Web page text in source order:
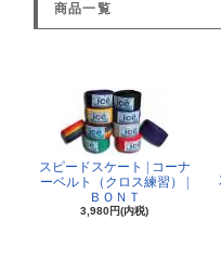
商品一覧
スピードスケート | コーナ
ーベルト（クロス練習） |
ＢＯＮＴ
3,980円(内税)